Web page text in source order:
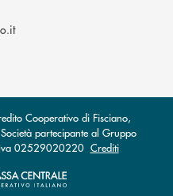
(si apre l’app di posta
Cooperativo di Fisciano,
partecipante al Gruppo
02529020220 Crediti